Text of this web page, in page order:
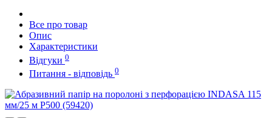
Все про товар
Опис
Характеристики
Відгуки 0
Питання - відповідь 0